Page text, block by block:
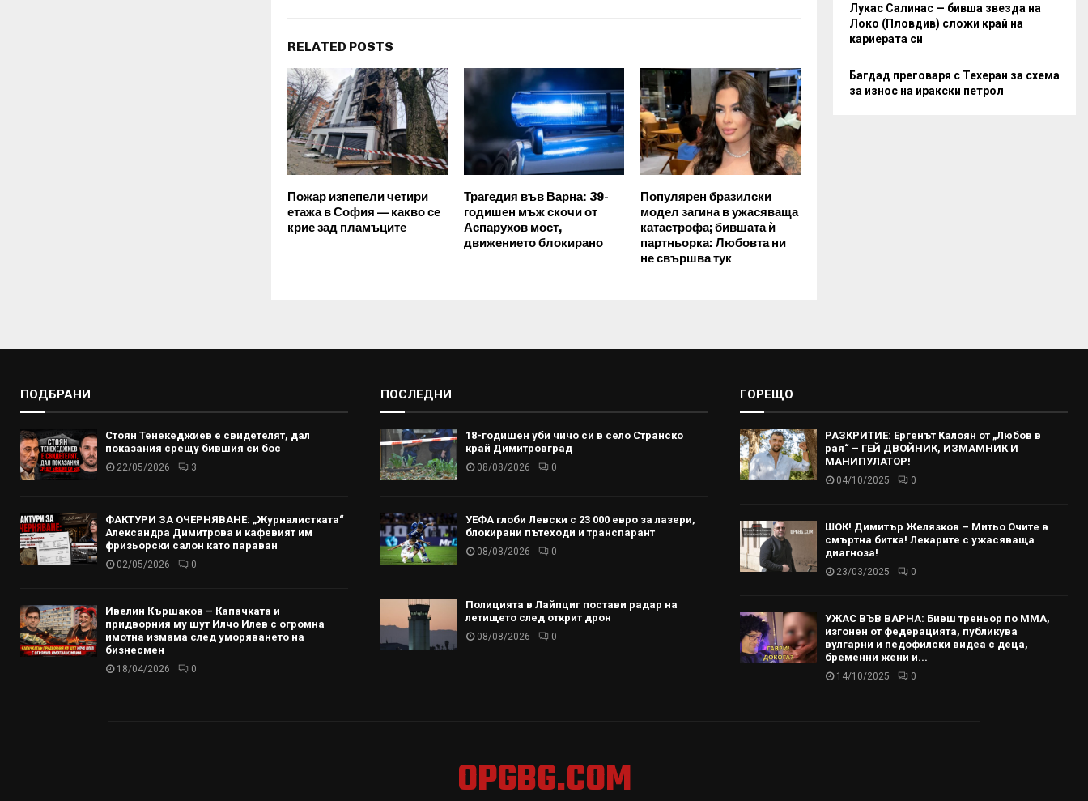
RELATED POSTS
Пожар изпепели четири
етажа в София — какво се
крие зад пламъците
Трагедия във Варна: 39-
годишен мъж скочи от
Аспарухов мост,
движението блокирано
Популярен бразилски
модел загина в ужасяваща
катастрофа; бившата ѝ
партньорка: Любовта ни
не свършва тук
Лукас Салинас — бивша звезда на
Локо (Пловдив) сложи край на
кариерата си
Багдад преговаря с Техеран за схема
за износ на иракски петрол
ПОДБРАНИ
Стоян Тенекеджиев е свидетелят, дал
показания срещу бившия си бос
22/05/2026 3
ФАКТУРИ ЗА ОЧЕРНЯВАНЕ: „Журналистката“
Александра Димитрова и кафевият им
фризьорски салон като параван
02/05/2026 0
Ивелин Кършаков – Капачката и
придворния му шут Илчо Илев с огромна
имотна измама след уморяването на
бизнесмен
18/04/2026 0
ПОСЛЕДНИ
18-годишен уби чичо си в село Странско
край Димитровград
08/08/2026 0
УЕФА глоби Левски с 23 000 евро за лазери,
блокирани пътеходи и транспарант
08/08/2026 0
Полицията в Лайпциг постави радар на
летището след открит дрон
08/08/2026 0
ГОРЕЩО
РАЗКРИТИЕ: Ергенът Калоян от „Любов в
рая“ – ГЕЙ ДВОЙНИК, ИЗМАМНИК И
МАНИПУЛАТОР!
04/10/2025 0
ШОК! Димитър Желязков – Митьо Очите в
смъртна битка! Лекарите с ужасяваща
диагноза!
23/03/2025 0
УЖАС ВЪВ ВАРНА: Бивш треньор по ММА,
изгонен от федерацията, публикува
вулгарни и педофилски видеа с деца,
бременни жени и...
14/10/2025 0
OPGBG.COM